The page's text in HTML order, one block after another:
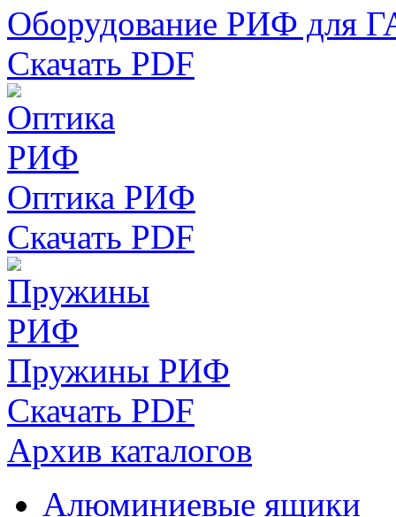
Оборудование РИФ для
Скачать PDF
Оптика РИФ
Скачать PDF
Пружины РИФ
Скачать PDF
Архив каталогов
Алюминиевые ящики